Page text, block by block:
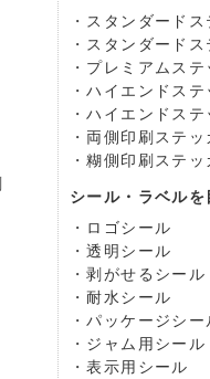
スタンダード
スタンダード
プレミアムステ
ハイエンドステ
ハイエンドス
両側印刷ステッ
糊側印刷ステッ
シール・ラベル
ロゴシール
透明シール
剥がせるシール
耐水シール
パッケージシー
ジャム用シール
表示用シール